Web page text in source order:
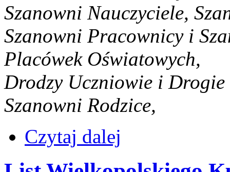
Szanowni Nauczyciele,
Szanowni Pracownicy i
Placówek Oświatowych,
Drodzy Uczniowie i Drogie
Szanowni Rodzice,
Czytaj dalej